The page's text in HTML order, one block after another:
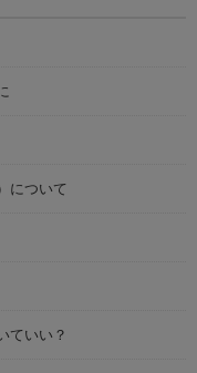
について
ていい？